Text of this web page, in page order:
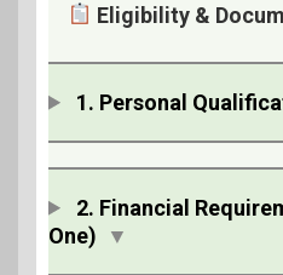
Eligibility &
1. Personal
2. Financial
One)
▼